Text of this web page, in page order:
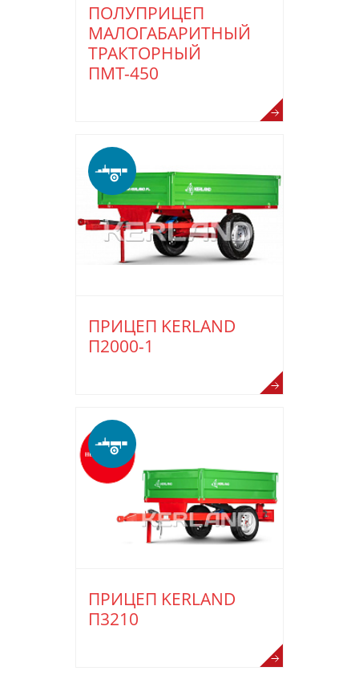
ПОЛУПРИЦЕП
МАЛОГАБАРИТНЫЙ
ТРАКТОРНЫЙ
ПМТ-450
ПРИЦЕП KERLAND
П2000-1
ПРИЦЕП KERLAND
П3210